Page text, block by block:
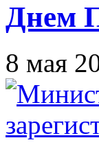
Днем
8 мая